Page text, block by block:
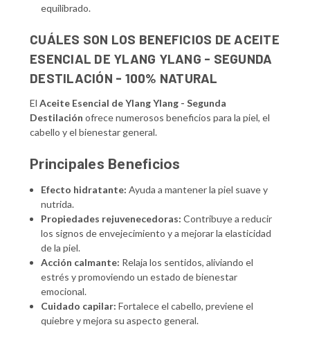
equilibrado.
CUÁLES SON LOS BENEFICIOS DE ACEITE
ESENCIAL DE YLANG YLANG - SEGUNDA
DESTILACIÓN - 100% NATURAL
El Aceite Esencial de Ylang Ylang - Segunda
Destilación ofrece numerosos beneficios para la piel, el
cabello y el bienestar general.
Principales Beneficios
Efecto hidratante: Ayuda a mantener la piel suave y
nutrida.
Propiedades rejuvenecedoras: Contribuye a reducir
los signos de envejecimiento y a mejorar la elasticidad
de la piel.
Acción calmante: Relaja los sentidos, aliviando el
estrés y promoviendo un estado de bienestar
emocional.
Cuidado capilar: Fortalece el cabello, previene el
quiebre y mejora su aspecto general.